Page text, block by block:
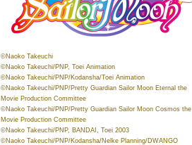
©Naoko Takeuchi
©Naoko Takeuchi/PNP, Toei Animation
©Naoko Takeuchi/PNP/Kodansha/Toei Animation
©Naoko Takeuchi/PNP/Pretty Guardian Sailor Moon Eternal the
Movie Production Committee
©Naoko Takeuchi/PNP/Pretty Guardian Sailor Moon Cosmos the
Movie Production Committee
©Naoko Takeuchi/PNP, BANDAI, Toei 2003
©Naoko Takeuchi/PNP/Kodansha/Nelke Planning/DWANGO